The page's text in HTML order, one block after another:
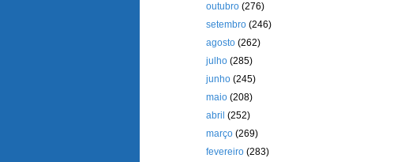
outubro(276)
setembro(246)
agosto(262)
julho(285)
junho(245)
maio(208)
abril(252)
março(269)
fevereiro(283)